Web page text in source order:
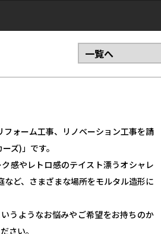
一覧へ
ォーム工事、リノベーション工事を請
ズ)」です。
ク感やレトロ感のテイスト漂うオシャレ
ど、さまざまな場所をモルタル造形に
うようなお悩みやご希望をお持ちのか
さい。